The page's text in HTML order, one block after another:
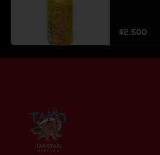
$2.500